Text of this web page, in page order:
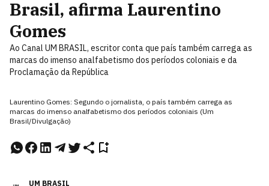
Brasil, afirma Laurentino
Gomes
Ao Canal UM BRASIL, escritor conta que país também carrega as
marcas do imenso analfabetismo dos períodos coloniais e da
Proclamação da República
Laurentino Gomes: Segundo o jornalista, o país também carrega as
marcas do imenso analfabetismo dos períodos coloniais (Um
Brasil/Divulgação)
UM BRASIL